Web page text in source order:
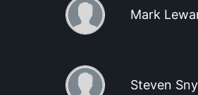
Mark
Steven